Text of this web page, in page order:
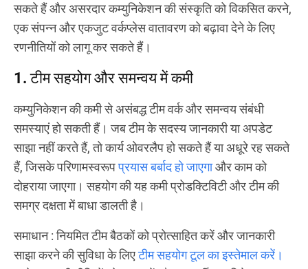
सकते हैं और असरदार कम्युनिकेशन की संस्कृति को विकसित करने,
एक संपन्न और एकजुट वर्कप्लेस वातावरण को बढ़ावा देने के लिए
रणनीतियों को लागू कर सकते हैं।
1. टीम सहयोग और समन्वय में कमी
कम्युनिकेशन की कमी से असंबद्ध टीम वर्क और समन्वय संबंधी
समस्याएं हो सकती हैं। जब टीम के सदस्य जानकारी या अपडेट
साझा नहीं करते हैं, तो कार्य ओवरलैप हो सकते हैं या अधूरे रह सकते
हैं, जिसके परिणामस्वरूपप्रयास बर्बाद हो जाएगाऔर काम को
दोहराया जाएगा। सहयोग की यह कमी प्रोडक्टिविटी और टीम की
समग्र दक्षता में बाधा डालती है।
समाधान: नियमित टीम बैठकों को प्रोत्साहित करें और जानकारी
साझा करने की सुविधा के लिएटीम सहयोग टूल का इस्तेमाल करें।